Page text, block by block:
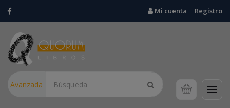
Mi cuenta Registro
Avanzada